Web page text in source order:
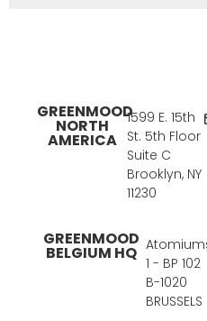
GREENMOOD
NORTH
AMERICA
1599 E. 15th
St. 5th Floor
Suite C
Brooklyn, NY
11230
GREENMOOD
BELGIUM HQ 1 - BP 102
B-1020
BRUSSELS